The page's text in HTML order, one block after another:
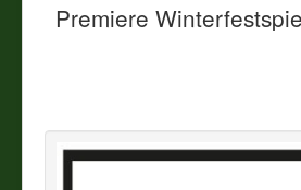
Touristik /
Vereine
Premiere